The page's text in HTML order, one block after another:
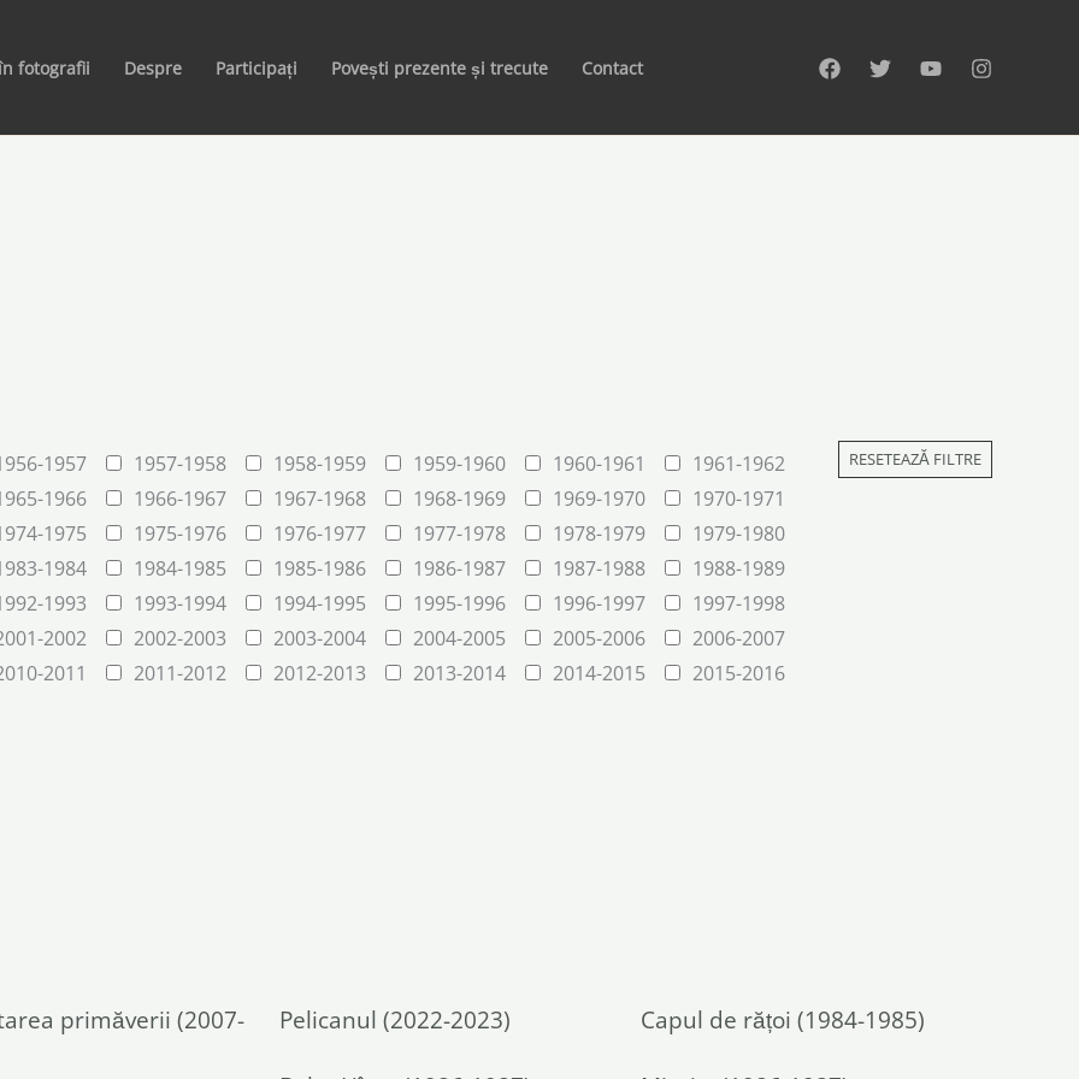
fotografii Despre Participați Povești prezente și trecute Contact
1957 1957-1958 1958-1959 1959-1960 1960-1961
1961-1962
1966 1966-1967 1967-1968 1968-1969 1969-1970
1970-1971
1975 1975-1976 1976-1977 1977-1978 1978-1979
1979-1980
1984 1984-1985 1985-1986 1986-1987 1987-1988
1988-1989
1993 1993-1994 1994-1995 1995-1996 1996-1997
1997-1998
2002 2002-2003 2003-2004 2004-2005 2005-2006
2006-2007
2011 2011-2012 2012-2013 2013-2014 2014-2015
2015-2016
RESETEAZĂ FILTRE
primăverii (2007-
Pelicanul (2022-2023) Capul de rățoi (1984-1985)